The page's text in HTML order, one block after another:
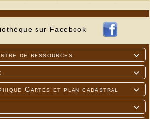
sur Facebook

de ressources


Cartes et plan cadastral
